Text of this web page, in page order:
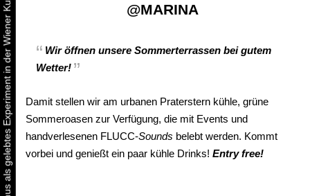
@MARINA
Wir öffnen unsere Sommerterrassen bei gutem
Wetter!
Damit stellen wir am urbanen Praterstern kühle, grüne
Sommeroasen zur Verfügung, die mit Events und
handverlesenen FLUCC-Sounds belebt werden. Kommt
vorbei und genießt ein paar kühle Drinks! Entry free!